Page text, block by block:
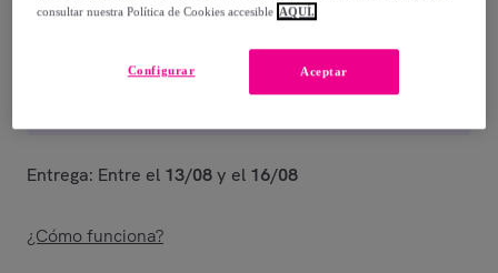
Entrega
Entrega: Entre el 13/08y el 16/08
¿Cómo funciona?
consultar nuestra Política de Cookies accesible AQUÍ.
Aceptar
Configurar